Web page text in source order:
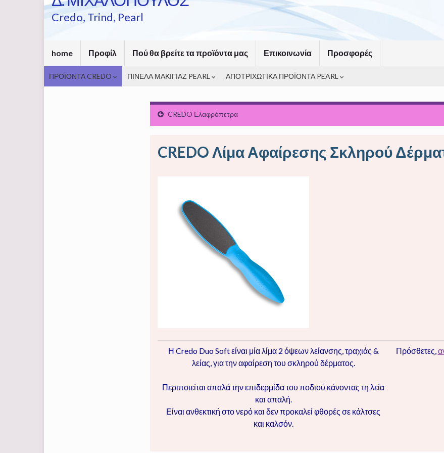
Credo, Trind, Pearl
home Προφίλ Πού θα βρείτε τα προϊόντα μας Επικοινωνία Προσφορές
ΠΡΟΪΟΝΤΑ CREDO ΠΙΝΕΛΑ ΜΑΚΙΓΙΑΖ PEARL ΑΠΟΤΡΙΧΩΤΙΚΑ ΠΡΟΪΟΝΤΑ PEARL
CREDO Ελαφρόπετρα
CREDO Λίμα Αφαίρεσης Σκληρού
Η Credo Duo Soft είναι μία λίμα 2 όψεων λείανσης, τραχιάς &
λείας, για την αφαίρεση του σκληρού δέρματος.
Περιποιείται απαλά την επιδερμίδα του ποδιού κάνοντας τη λεία
και απαλή.
Είναι ανθεκτική στο νερό και δεν προκαλεί φθορές σε κάλτσες
και καλσόν.
Πρόσθετες,